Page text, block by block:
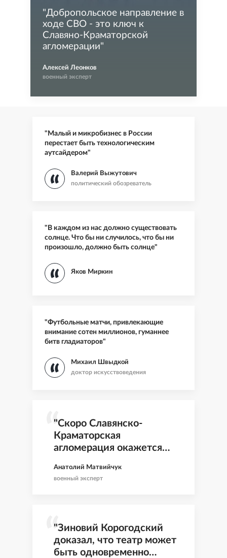
"Добропольское направление в
ходе СВО - это ключ к
Славяно-Краматорской
агломерации"
Алексей Леонков
военный эксперт
"Малый и микробизнес в России
перестает быть технологическим
аутсайдером"
Валерий Выжутович
политический обозреватель
"В каждом из нас должно существовать
солнце. Что бы ни случилось, что бы ни
произошло, должно быть солнце"
Яков Миркин
"Футбольные матчи, привлекающие
внимание сотен миллионов, гуманнее
битв гладиаторов"
Михаил Швыдкой
доктор искусствоведения
"Скоро Славянско-
Краматорская
агломерация окажется
наковальней"
Анатолий Матвийчук
военный эксперт
"Зиновий Корогодский
доказал, что театр может
быть одновременно